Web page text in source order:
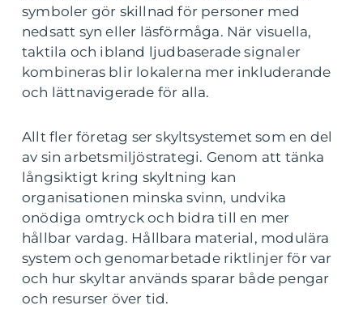
symboler gör skillnad för personer med
nedsatt syn eller läsförmåga. När visuella,
taktila och ibland ljudbaserade signaler
kombineras blir lokalerna mer inkluderande
och lättnavigerade för alla.
Allt fler företag ser skyltsystemet som en del
av sin arbetsmiljöstrategi. Genom att tänka
långsiktigt kring skyltning kan
organisationen minska svinn, undvika
onödiga omtryck och bidra till en mer
hållbar vardag. Hållbara material, modulära
system och genomarbetade riktlinjer för var
och hur skyltar används sparar både pengar
och resurser över tid.